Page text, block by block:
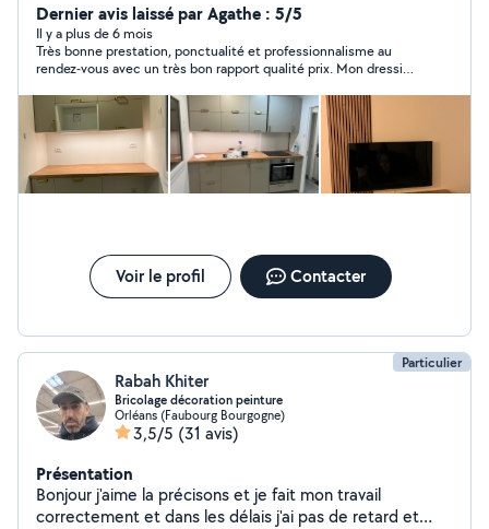
voitures. Réseau informatique. Maintenance
informatique (hardware, softwares) Caméras de
surveillance, anti-intrusion, détection d'incendie.
Montage tous type de meubles. Installation des
cuisines. Serviable et appliqué je pourrai mettre en
œuvre mon savoir faire pour que votre installation soit
en sécurité. Dépannages 24/7 Appareillage (tableau de
distribution, caméras de surveillance, DVR, micro
ordinateurs, détecteurs de mouvements, détecteurs de
Dernier avis laissé par Agathe : 5/5
Il y a plus de 6 mois
Très bonne prestation, ponctualité et professionnalisme au
rendez-vous avec un très bon rapport qualité prix. Mon dressing
conseils d’installations m’ont été donnés, pour un éventuel
prochain dressing. Je recommande ! Encore merci.
Voir le profil Contacter
Particulier
Rabah Khiter
Bricolage décoration peinture
Orléans (Faubourg Bourgogne)
3,5/5 (31 avis)
Présentation
Bonjour j'aime la précisons et je fait mon travail
correctement et dans les délais j'ai pas de retard et